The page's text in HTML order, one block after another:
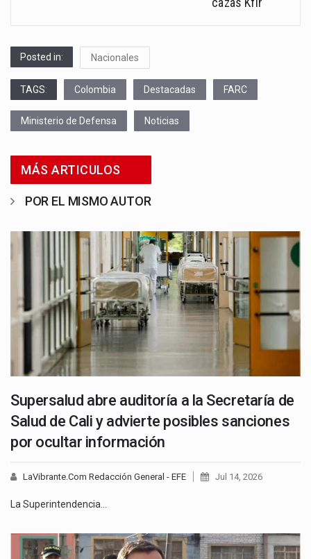
Posted in: Nacionales
TAGS: Colombia Destacadas FARC
Ministerio de Defensa Noticias
MÁS ARTICULOS
POR EL MISMO AUTOR
Supersalud abre auditoría a la Secretaría de
Salud de Cali y advierte posibles sanciones
por ocultar información
LaVibrante.Com Redacción General - EFE Jul 14, 2026
La Superintendencia…